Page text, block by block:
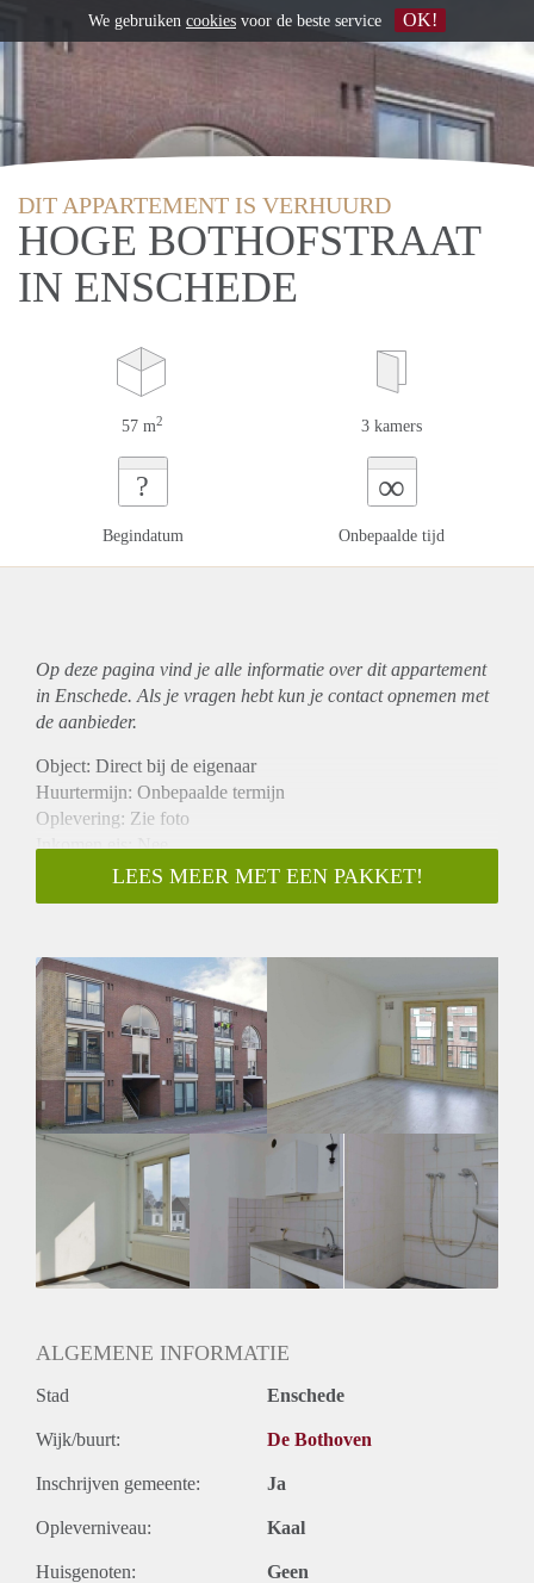
DIT APPARTEMENT IS VERHUURD
HOGE BOTHOFSTRAAT
IN ENSCHEDE
57 m2 3 kamers
?
Begindatum
∞
Onbepaalde tijd
Op deze pagina vind je alle informatie over ditappartement
in Enschede. Als je vragen hebt kun je contact opnemen met
de aanbieder.
Object: Direct bij de eigenaar
Huurtermijn: Onbepaalde termijn
Oplevering: Zie foto
Inkomen eis: Nee
Garantiestelling mogelijk: Nee
Borg: 1 Maand
Huisdieren toegestaan: Afhankelijk van de Eigenaar
Huurtoeslag grens: Ja
Geschikt voor studenten: Afhankelijk van de Eigenaar
LEES MEER MET EEN PAKKET!
ALGEMENE INFORMATIE
Stad Enschede
Wijk/buurt: De Bothoven
Inschrijven gemeente: Ja
Opleverniveau: Kaal
Huisgenoten: Geen
We gebruiken cookies voor de beste service OK!